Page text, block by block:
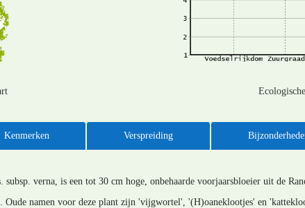
Kenmerken Verspreiding
subsp. verna, is een tot 30 cm hoge, onbehaarde voorjaarsbloeier uit de
namen voor deze plant zijn 'vijgwortel', '(H)oaneklootjes' en